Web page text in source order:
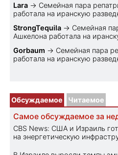
Lara → Семейная пара
работала на иранскую
StrongTequila → Семейная
Ашкелона работала на
Gorbaum → Семейная пара
работала на иранскую
Обсуждаемое Читаемое
Самое обсуждаемое за
CBS News: США и Израиль
на энергетическую